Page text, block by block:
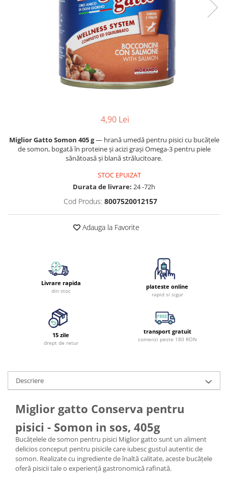
4,90 Lei
Miglior Gatto Somon 405 g— hrană umedă pentru pisici cu bucățele
de somon, bogată în proteine și acizi grași Omega-3 pentru piele
sănătoasă și blană strălucitoare.
STOC EPUIZAT
Durata de livrare: 24 -72h
Cod Produs: 8007520012157
Adauga la Favorite
Livrare rapida
din stoc
plateste online
rapid si sigur
15 zile
drept de retur
transport gratuit
comenzi peste 180 RON
Descriere
Miglior gatto Conserva pentru
pisici - Somon in sos, 405g
Bucățelele de somon pentru pisici Miglior gatto sunt un aliment
delicios conceput pentru pisicile care iubesc gustul autentic de
somon. Realizate cu ingrediente de înaltă calitate, aceste bucățele
oferă pisicii tale o experiență gastronomică rafinată.